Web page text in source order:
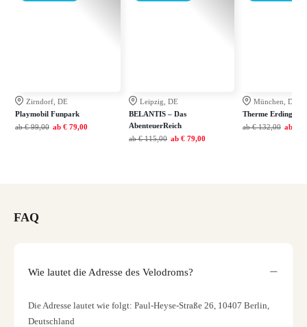
Zirndorf, DE
Playmobil Funpark
ab € 99,00 ab € 79,00
Leipzig, DE
BELANTIS – Das
AbenteuerReich
ab € 115,00 ab € 79,00
München, DE
Therme Erding
ab € 132,00 ab
FAQ
Wie lautet die Adresse des Velodroms?
Die Adresse lautet wie folgt: Paul-Heyse-Straße 26, 10407 Berlin,
Deutschland